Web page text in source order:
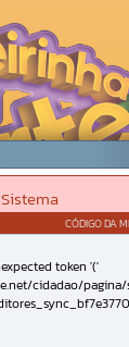
favor, aguarde...
CÓDIGO DA
token '('
cidadao/